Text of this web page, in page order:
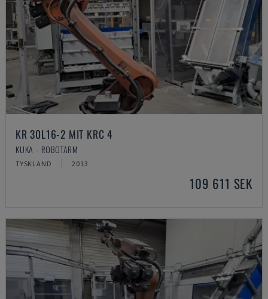
KR 30L16-2 MIT KRC 4
KUKA - ROBOTARM
TYSKLAND 2013
109 611 SEK